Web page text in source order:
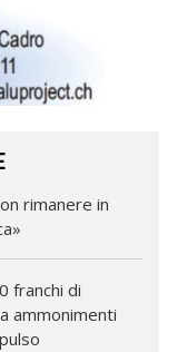
rimanere in
franchi di
ammonimenti